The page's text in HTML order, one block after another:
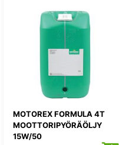
MOTOREX FORMULA 4T
MOOTTORIPYÖRÄÖLJY
15W/50